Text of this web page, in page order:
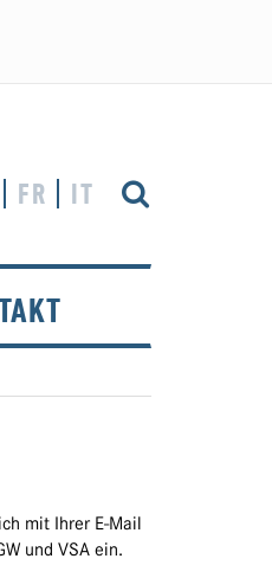
FR IT
mit Ihrer E-Mail
und VSA ein.